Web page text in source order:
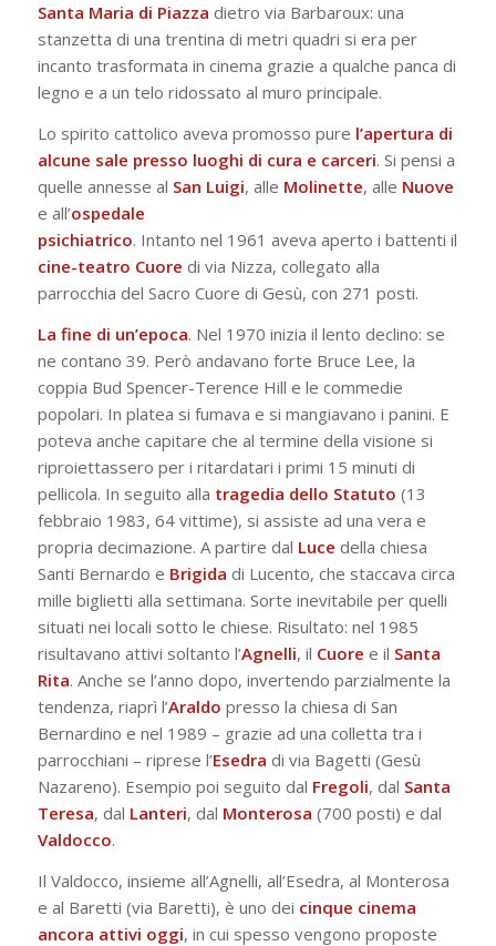
Santa Maria di Piazza dietro via Barbaroux: una
stanzetta di una trentina di metri quadri si era per
incanto trasformata in cinema grazie a qualche panca di
legno e a un telo ridossato al muro principale.
Lo spirito cattolico aveva promosso pure l’apertura di
alcune sale presso luoghi di cura e carceri. Si pensi a
quelle annesse al San Luigi, alle Molinette, alle Nuove
e all’ospedale
psichiatrico. Intanto nel 1961 aveva aperto i battenti il
cine-teatro Cuore di via Nizza, collegato alla
parrocchia del Sacro Cuore di Gesù, con 271 posti.
La fine di un’epoca. Nel 1970 inizia il lento declino: se
ne contano 39. Però andavano forte Bruce Lee, la
coppia Bud Spencer-Terence Hill e le commedie
popolari. In platea si fumava e si mangiavano i panini. E
poteva anche capitare che al termine della visione si
riproiettassero per i ritardatari i primi 15 minuti di
pellicola. In seguito alla tragedia dello Statuto (13
febbraio 1983, 64 vittime), si assiste ad una vera e
propria decimazione. A partire dal Luce della chiesa
Santi Bernardo e Brigida di Lucento, che staccava circa
mille biglietti alla settimana. Sorte inevitabile per quelli
situati nei locali sotto le chiese. Risultato: nel 1985
risultavano attivi soltanto l’Agnelli, il Cuore e il Santa
Rita. Anche se l’anno dopo, invertendo parzialmente la
tendenza, riaprì l’Araldo presso la chiesa di San
Bernardino e nel 1989 – grazie ad una colletta tra i
parrocchiani – riprese l’Esedra di via Bagetti (Gesù
Nazareno). Esempio poi seguito dal Fregoli, dal Santa
Teresa, dal Lanteri, dal Monterosa (700 posti) e dal
Valdocco.
Il Valdocco, insieme all’Agnelli, all’Esedra, al Monterosa
e al Baretti (via Baretti), è uno dei cinque cinema
ancora attivi oggi, in cui spesso vengono proposte